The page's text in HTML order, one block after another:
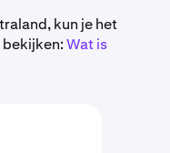
kun je het
Wat is